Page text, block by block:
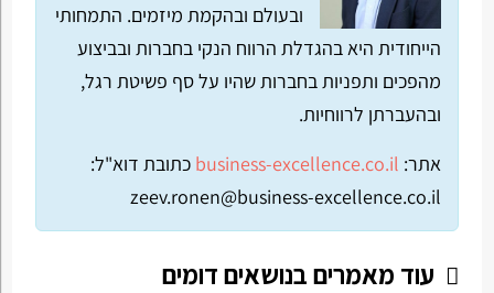
ובעולם ובהקמת מיזמים. התמחותי
הייחודית היא בהגדלת הרווח הנקי בחברות ובביצוע
מהפכים ותפניות בחברות שהיו על סף פשיטת רגל,
ובהעברתן לרווחיות.
אתר: business-excellence.co.il כתובת דוא"ל:
zeev.ronen@business-excellence.co.il
עוד מאמרים בנושאים דומים